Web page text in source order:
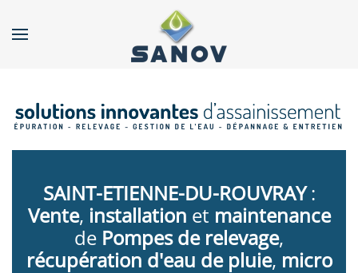
Accéder au contenu principal
SAINT-ETIENNE-DU-ROUVRAY:
Vente, installation et maintenance
de Pompes de relevage,
récupération d'eau de pluie, micro